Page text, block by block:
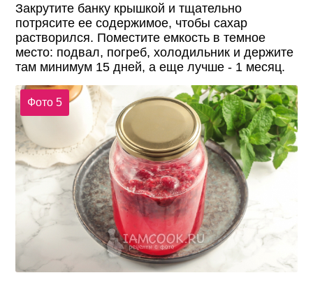
Закрутите банку крышкой и тщательно
потрясите ее содержимое, чтобы сахар
растворился. Поместите емкость в темное
место: подвал, погреб, холодильник и держите
там минимум 15 дней, а еще лучше - 1 месяц.
Фото 5